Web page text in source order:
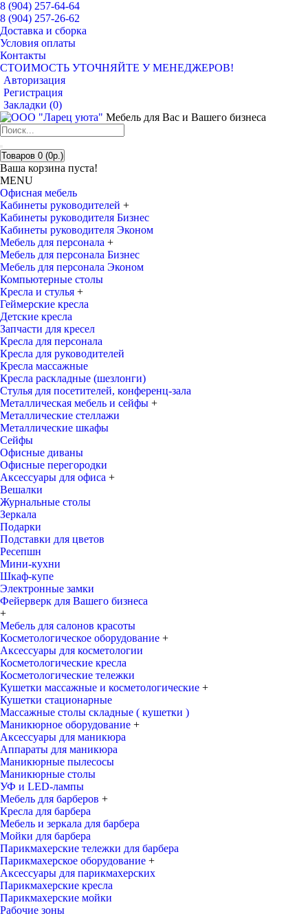
8 (904) 257-64-64
8 (904) 257-26-62
Доставка и сборка
Условия оплаты
Контакты
СТОИМОСТЬ УТОЧНЯЙТЕ У МЕНЕДЖЕРОВ!
Авторизация
Регистрация
Закладки (0)
Мебель для Вас и Вашего бизнеса
Товаров 0 (0р.)
Ваша корзина пуста!
MENU
Офисная мебель
Кабинеты руководителей +
Кабинеты руководителя Бизнес
Кабинеты руководителя Эконом
Мебель для персонала +
Мебель для персонала Бизнес
Мебель для персонала Эконом
Компьютерные столы
Кресла и стулья +
Геймерские кресла
Детские кресла
Запчасти для кресел
Кресла для персонала
Кресла для руководителей
Кресла массажные
Кресла раскладные (шезлонги)
Стулья для посетителей, конференц-зала
Металлическая мебель и сейфы +
Металлические стеллажи
Металлические шкафы
Сейфы
Офисные диваны
Офисные перегородки
Аксессуары для офиса +
Вешалки
Журнальные столы
Зеркала
Подарки
Подставки для цветов
Ресепшн
Мини-кухни
Шкаф-купе
Электронные замки
Фейерверк для Вашего бизнеса
+
Мебель для салонов красоты
Косметологическое оборудование +
Аксессуары для косметологии
Косметологические кресла
Косметологические тележки
Кушетки массажные и косметологические +
Кушетки стационарные
Массажные столы складные ( кушетки )
Маникюрное оборудование +
Аксессуары для маникюра
Аппараты для маникюра
Маникюрные пылесосы
Маникюрные столы
УФ и LED-лампы
Мебель для барберов +
Кресла для барбера
Мебель и зеркала для барбера
Мойки для барбера
Парикмахерские тележки для барбера
Парикмахерское оборудование +
Аксессуары для парикмахерских
Парикмахерские кресла
Парикмахерские мойки
Рабочие зоны